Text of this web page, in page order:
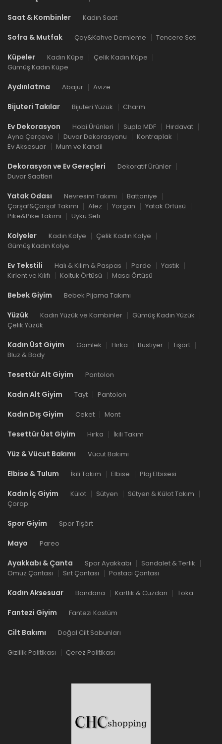
Saat & Kombinler Kadın Saat
Sofra & Mutfak Çay&Kahve Demleme Tencere Seti
Küpeler Kadın Küpe
Çelik Kadın Küpe
Gümüş Kadın Küpe
Aydınlatma Abajur Avize
Bijuteri Takılar Bijuteri Yüzük Charm
Ev Dekorasyon Hobi Ürünleri Supla MDF
Hırdavat
Ayna Çerçeve
Duvar Dekorasyonu
Kontraplak
Ev Aksesuar
Mum ve Kandil
Dekorasyon ve Ev Gereçleri
Dekoratif Ürünler
Duvar Saatleri
Yatak Odası Nevresim Takımı
Battaniye
Çarşaf&Çarşaf Takımı
Alez Yorgan
Yatak Örtüsü
Pike&Pike Takımı
Uyku Seti
Kolyeler Kadın Kolye
Çelik Kadın Kolye
Gümüş Kadın Kolye
Ev Tekstili Halı & Kilim & Paspas Perde
Yastık
Kırlent ve Kılıfı
Koltuk Örtüsü Masa Örtüsü
Bebek Giyim Bebek Pijama Takımı
Yüzük Kadın Yüzük ve Kombinler
Gümüş Kadın Yüzük
Çelik Yüzük
Kadın Üst Giyim Gömlek Hırka Bustiyer
Tişört
Bluz & Body
Tesettür Alt Giyim Pantolon
Kadın Alt Giyim Tayt Pantolon
Kadın Dış Giyim Ceket Mont
Tesettür Üst Giyim Hırka İkili Takım
Yüz & Vücut Bakımı Vücut Bakımı
Elbise & Tulum İkili Takım Elbise Plaj Elbisesi
Kadın İç Giyim Külot Sütyen
Sütyen & Külot Takım
Çorap
Spor Giyim Spor Tişört
Mayo Pareo
Ayakkabı & Çanta Spor Ayakkabı
Sandalet & Terlik
Omuz Çantası
Sırt Çantası Postacı Çantası
Kadın Aksesuar Bandana Kartlık & Cüzdan Toka
Fantezi Giyim Fantezi Kostüm
Cilt Bakımı Doğal Cilt Sabunları
Gizlilik Politikası Çerez Politikası